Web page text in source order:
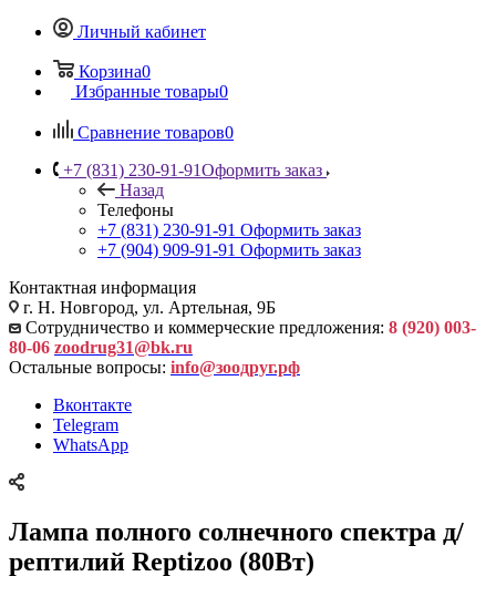
Личный кабинет
Корзина0
Избранные товары0
Сравнение товаров0
+7 (831) 230-91-91Оформить заказ
Назад
Телефоны
+7 (831) 230-91-91 Оформить заказ
+7 (904) 909-91-91 Оформить заказ
Контактная информация
г. Н. Новгород, ул. Артельная, 9Б
Сотрудничество и коммерческие предложения: 8 (920) 003-
80-06 zoodrug31@bk.ru
Остальные вопросы: info@зоодруг.рф
Вконтакте
Telegram
WhatsApp
Лампа полного солнечного спектра д/
рептилий Reptizoo (80Вт)